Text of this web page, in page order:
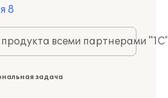
8
всеми партнерами
задача